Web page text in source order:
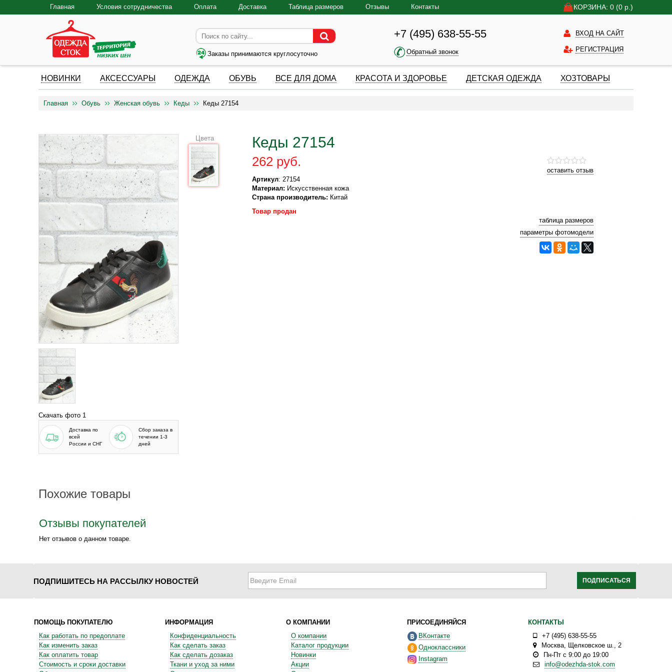
КОРЗИНА: 0 (0 р.)
Главная Условия сотрудничества Оплата Доставка Таблица размеров Отзывы Контакты
Заказы принимаются круглосуточно
+7 (495) 638-55-55
Обратный звонок
ВХОД НА САЙТ
РЕГИСТРАЦИЯ
НОВИНКИ АКСЕССУАРЫ ОДЕЖДА ОБУВЬ ВСЕ ДЛЯ ДОМА КРАСОТА И ЗДОРОВЬЕ ДЕТСКАЯ ОДЕЖДА ХОЗТОВАРЫ
Главная Обувь Женская обувь Кеды Кеды 27154
Скачать фото 1
Доставка по
всей
России и СНГ
Сбор заказа в
течении 1-3
дней
Кеды 27154
оставить отзыв
262 руб.
Артикул: 27154
Материал: Искусственная кожа
Страна производитель: Китай
Цвета
Товар продан
таблица размеров
параметры фотомодели
Похожие товары
Отзывы покупателей
Нет отзывов о данном товаре.
ПОДПИШИТЕСЬ НА РАССЫЛКУ НОВОСТЕЙ ПОДПИСАТЬСЯ
ПОМОЩЬ ПОКУПАТЕЛЮ
Как работать по предоплате
Как изменить заказ
Как оплатить товар
Стоимость и сроки доставки
ИНФОРМАЦИЯ
Конфиденциальность
Как сделать заказ
Как сделать дозаказ
Ткани и уход за ними
О КОМПАНИИ
О компании
Каталог продукции
Новинки
Акции
ПРИСОЕДИНЯЙСЯ
ВКонтакте
Одноклассники
Instagram
КОНТАКТЫ
+7 (495) 638-55-55
Москва, Щелковское ш., 2
Пн-Пт с 9:00 до 19:00
info@odezhda-stok.com